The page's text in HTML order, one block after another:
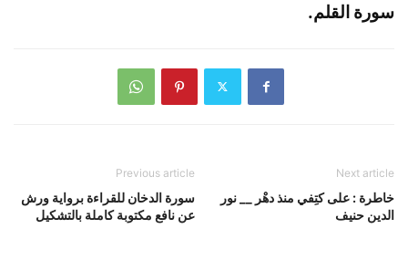
سورة القلم.
Previous article
سورة الدخان للقراءة برواية ورش
عن نافع مكتوبة كاملة بالتشكيل
Next article
خاطرة : على كتِفي منذ دهْر __ نور
الدين حنيف